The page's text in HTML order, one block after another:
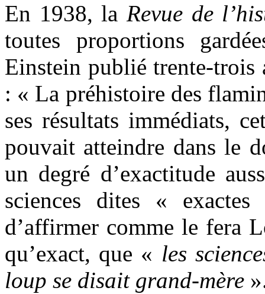
En 1938, la Revue de
toutes proportions
Einstein publié trente-
: « La préhistoire des
ses résultats immédiats,
pouvait atteindre dans le
un degré d’exactitude
sciences dites «
d’affirmer comme le fera
qu’exact, que « les
loup se disait grand-mère